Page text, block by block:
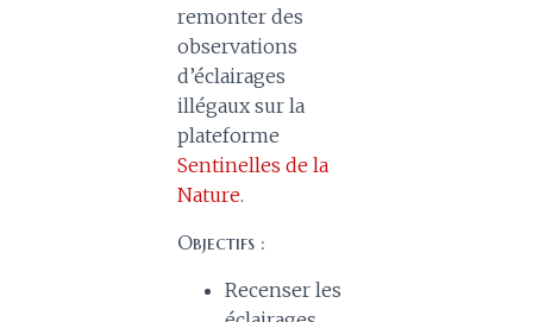
remonter des
observations
d’éclairages
illégaux sur la
plateforme
Sentinelles de la
Nature.
Objectifs :
Recenser les